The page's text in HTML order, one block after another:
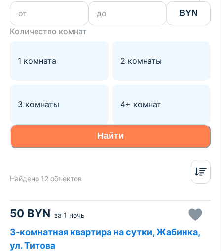
BYN
Количество комнат
1 комната 2 комнаты
3 комнаты 4+ комнат
Найти
Найдено 12 объектов
50 BYN за 1 ночь
3-комнатная квартира на сутки, Жабинка,
ул. Титова